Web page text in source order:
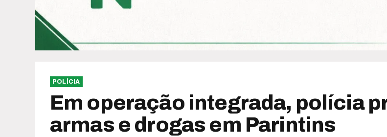
POLÍCIA
Em operação integrada, polícia
armas e drogas em Parintins